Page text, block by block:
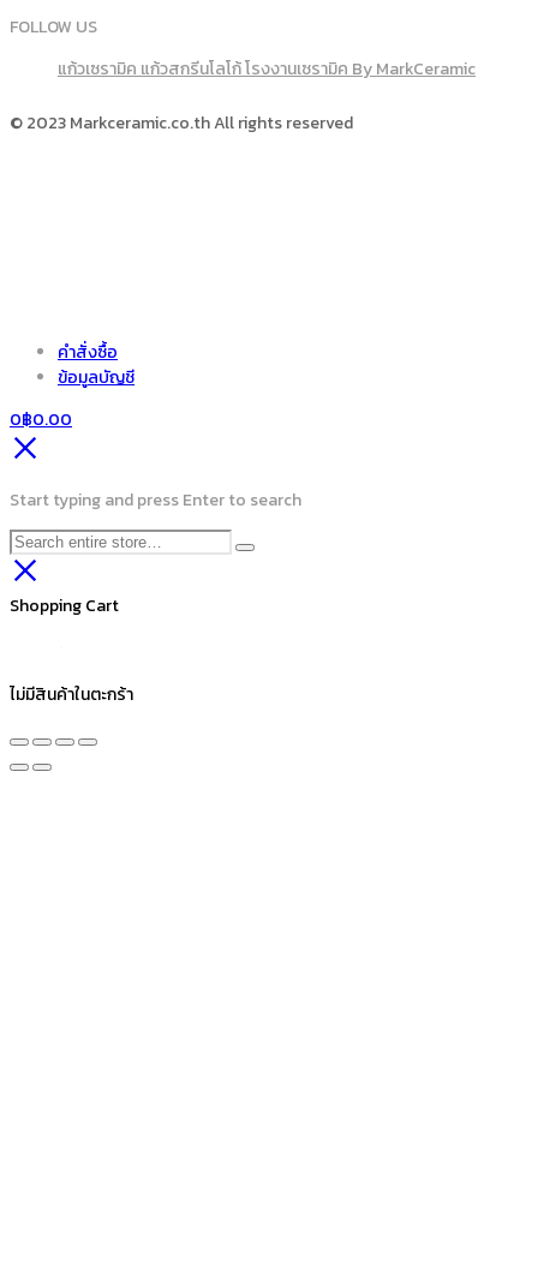
FOLLOW US
แก้วเซรามิค แก้วสกรีนโลโก้ โรงงานเซรามิค By MarkCeramic
© 2023 Markceramic.co.th All rights reserved
คำสั่งซื้อ
ข้อมูลบัญชี
0฿0.00
Start typing and press Enter to search
Shopping Cart
ไม่มีสินค้าในตะกร้า